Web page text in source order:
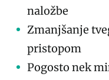
naložbe
Zmanjšanje
pristopom
Pogosto nek